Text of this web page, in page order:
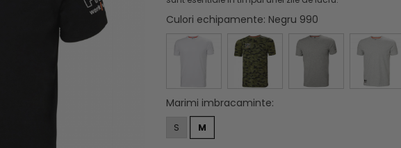
Culori echipamente: Negru 990
Marimi imbracaminte:
S M